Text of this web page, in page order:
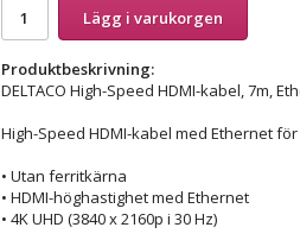
Lägg i varukorgen
Produktbeskrivning:
DELTACO High-Speed HDMI-kabel, 7m,
High-Speed HDMI-kabel med Ethernet
• Utan ferritkärna
• HDMI-höghastighet med Ethernet
• 4K UHD (3840 x 2160p i 30 Hz)